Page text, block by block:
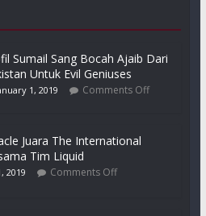
Sumail Sang Bocah Ajaib Dari
Untuk Evil Geniuses
1, 2019 Comments Off
Juara The International
Tim Liquid
2019 Comments Off